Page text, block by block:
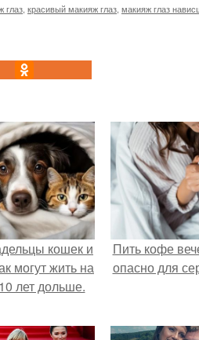
глаз красивый макияж глаз макияж глаз
кошек и
могут жить на
лет дольше.
Пить кофе
опасно для